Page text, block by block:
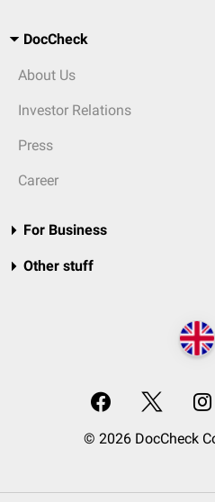
DocCheck
About Us
Investor Relations
Press
Career
For Business
Other stuff
© 2026 DocCheck